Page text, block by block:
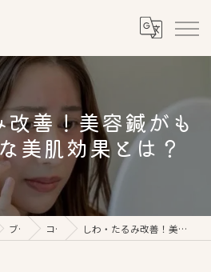
改善！美容鍼がも
美肌効果とは？
ブログ コラム しわ・たるみ改善！美容鍼がもたらす劇的な美肌効果とは？